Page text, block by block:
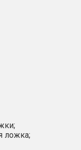
ложка;